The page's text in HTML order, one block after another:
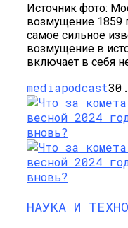
Источник фото:
возмущение 1859
самое сильное
возмущение в
включает в себя
mediapodcast
НАУКА И